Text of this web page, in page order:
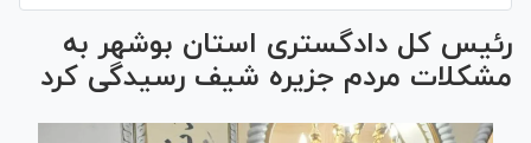
رئیس کل دادگستری استان بوشهر به
مشکلات مردم جزیره شیف رسیدگی کرد